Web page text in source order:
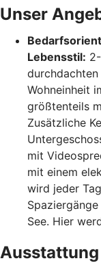
Unser
Lebensstil:
durchdachten
Wohneinheit
größtenteils
Zusätzliche
mit
mit einem
wird jeder
See. Hier
Ausstattung